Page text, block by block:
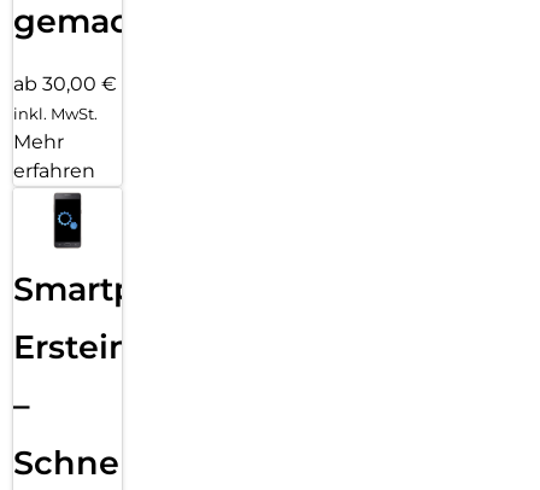
gemacht!
ab 30,00 €
inkl. MwSt.
Mehr
erfahren
Smartphone
Ersteinrichtung
–
Schnelle